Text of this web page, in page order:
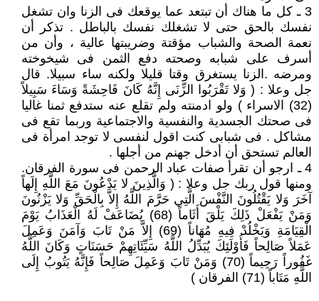
3 ـ كل ما هناك أن تبتعد عما يوقعك فى الزنا وان تشغل
نفسك بالحق حتى لا تشغلك نفسك بالباطل . تذكر أن
نعمة الصحة والشباب مؤقتة وضريبتها عالية ، وأن من
أسرف على شبابه وصحته دفع الثمن فى شيخوخته
ومرضه .الزنا يستغرق وقتا قليلا ولكنه ساء سبيلا. قال
جل وعلا : ( وَلا تَقْرَبُوا الزِّنَى إِنَّهُ كَانَ فَاحِشَةً وَسَاءَ سَبِيلاً
(32) الاسراء ) ولو ادمنته ولم تقلع عنه ستدفع ثمنا غاليا
فى صحتك الجسدية والنفسية والاجتماعية وربما تقع فى
مشاكل . فى شبابى كنت اقول لنفسى لا توجد امرأة فى
العالم تستحق أن أدخل جهنم من أجلها .
4 ـ ارجو أن تقرأ صفات عباد الرحمن فى سورة الفرقان.
ومنها قول ربك جل وعلا : ( وَالَّذِينَ لا يَدْعُونَ مَعَ اللَّهِ إِلَهاً
آخَرَ وَلا يَقْتُلُونَ النَّفْسَ الَّتِي حَرَّمَ اللَّهُ إِلاَّ بِالْحَقِّ وَلا يَزْنُونَ
وَمَنْ يَفْعَلْ ذَلِكَ يَلْقَ أَثَاماً (68) يُضَاعَفْ لَهُ الْعَذَابُ يَوْمَ
الْقِيَامَةِ وَيَخْلُدْ فِيهِ مُهَاناً (69) إِلاَّ مَنْ تَابَ وَآمَنَ وَعَمِلَ
عَمَلاً صَالِحاً فَأُوْلَئِكَ يُبَدِّلُ اللَّهُ سَيِّئَاتِهِمْ حَسَنَاتٍ وَكَانَ اللَّهُ
غَفُوراً رَحِيماً (70) وَمَنْ تَابَ وَعَمِلَ صَالِحاً فَإِنَّهُ يَتُوبُ إِلَى
اللَّهِ مَتَاباً (71) الفرقان )